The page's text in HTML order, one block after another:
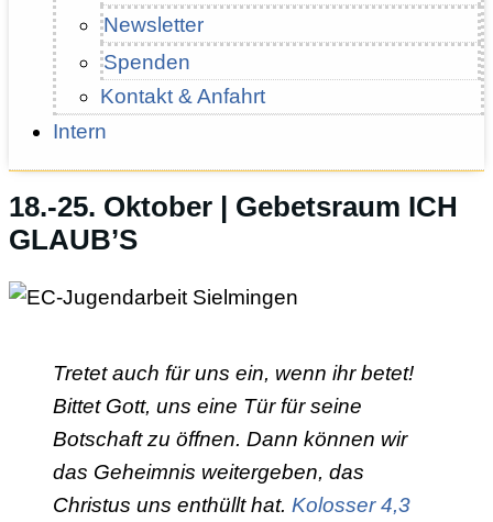
Newsletter
Spenden
Kontakt & Anfahrt
Intern
18.-25. Oktober | Gebetsraum ICH
GLAUB’S
Tretet auch für uns ein, wenn ihr betet!
Bittet Gott, uns eine Tür für seine
Botschaft zu öffnen. Dann können wir
das Geheimnis weitergeben, das
Christus uns enthüllt hat. Kolosser 4,3